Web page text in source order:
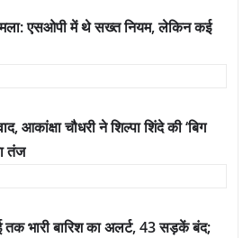
एसओपी में थे सख्त नियम, लेकिन कई
आकांक्षा चौधरी ने शिल्पा शिंदे की ‘बिग
तंज
भारी बारिश का अलर्ट, 43 सड़कें बंद;